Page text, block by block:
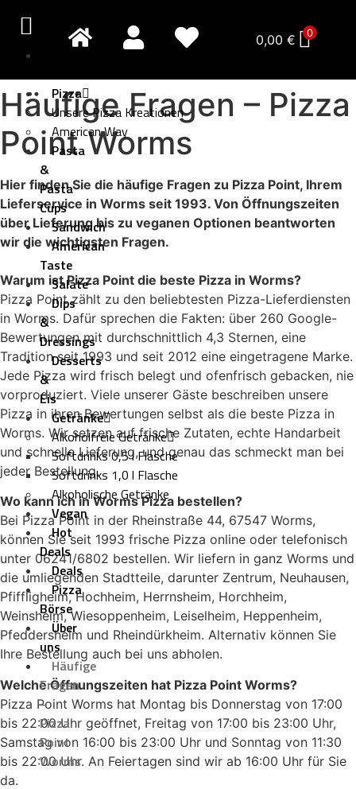
Pizza
Unsere Pizza Kreationen
American Way
Pasta
&
Pasta
Cups
Sandwich
American
Taste
Salate
Dips
&
Dressings
Desserts
&
Eis
Getränke
Alkoholfreie Getränke
Softdrinks 0,5 l Flasche
Softdrinks 1,0 l Flasche
Alkoholische Getränke
Vegan
Hot
Deals
Deals
Pizza
Börse
Über
uns
Häufige
Fragen
–
Pizza
Point
Worms
0,00 € 0
Häufige Fragen – Pizza
Point Worms
Hier finden Sie die häufige Fragen zu Pizza Point, Ihrem
Lieferservice in Worms seit 1993. Von Öffnungszeiten
über Lieferung bis zu veganen Optionen beantworten
wir die wichtigsten Fragen.
Warum ist Pizza Point die beste Pizza in Worms?
Pizza Point zählt zu den beliebtesten Pizza-Lieferdiensten
in Worms. Dafür sprechen die Fakten: über 260 Google-
Bewertungen mit durchschnittlich 4,3 Sternen, eine
Tradition seit 1993 und seit 2012 eine eingetragene Marke.
Jede Pizza wird frisch belegt und ofenfrisch gebacken, nie
vorproduziert. Viele unserer Gäste beschreiben unsere
Pizza in ihren Bewertungen selbst als die beste Pizza in
Worms. Wir setzen auf frische Zutaten, echte Handarbeit
und schnelle Lieferung, und genau das schmeckt man bei
jeder Bestellung.
Wo kann ich in Worms Pizza bestellen?
Bei Pizza Point in der Rheinstraße 44, 67547 Worms,
können Sie seit 1993 frische Pizza online oder telefonisch
unter 06241/6802 bestellen. Wir liefern in ganz Worms und
die umliegenden Stadtteile, darunter Zentrum, Neuhausen,
Pfiffligheim, Hochheim, Herrnsheim, Horchheim,
Weinsheim, Wiesoppenheim, Leiselheim, Heppenheim,
Pfeddersheim und Rheindürkheim. Alternativ können Sie
Ihre Bestellung auch bei uns abholen.
Welche Öffnungszeiten hat Pizza Point Worms?
Pizza Point Worms hat Montag bis Donnerstag von 17:00
bis 22:00 Uhr geöffnet, Freitag von 17:00 bis 23:00 Uhr,
Samstag von 16:00 bis 23:00 Uhr und Sonntag von 11:30
bis 22:00 Uhr. An Feiertagen sind wir ab 16:00 Uhr für Sie
da.